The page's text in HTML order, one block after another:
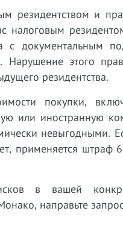
резидентством и
документальным
этого
резидентства.
покупки,
или иностранную
невыгодными.
применяется штраф
в вашей
направьте